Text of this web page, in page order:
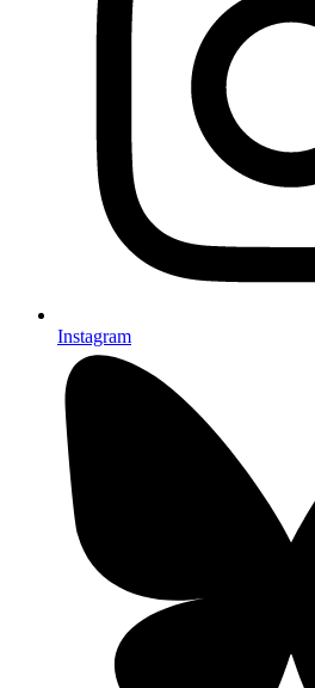
Instagram